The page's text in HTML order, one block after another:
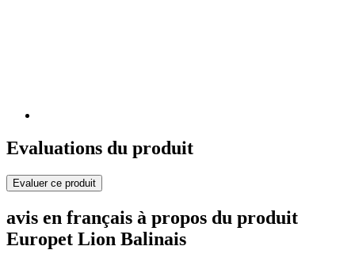
Evaluations du produit
Evaluer ce produit
avis en français à propos du produit
Europet Lion Balinais